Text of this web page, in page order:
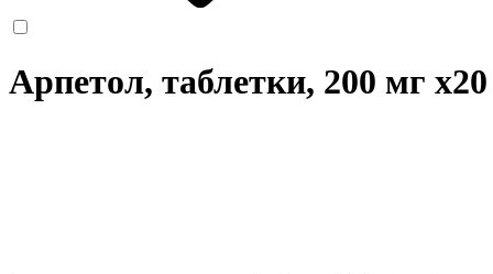
Арпетол, таблетки, 200 мг x20